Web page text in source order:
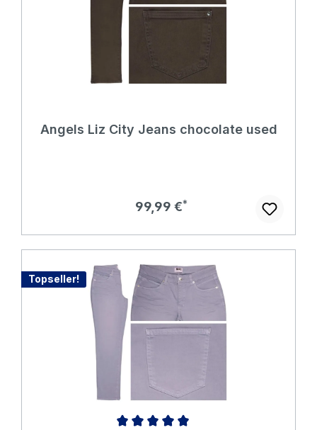
Angels Liz City Jeans chocolate used
Regulärer Preis:
99,99 €
Topseller!